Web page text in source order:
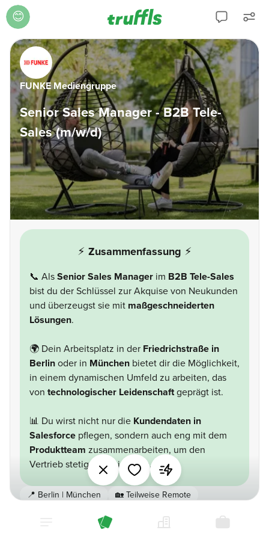
😊
Senior Sales Manager - B2B Tele-
Sales (m/w/d)
FUNKE Mediengruppe
⚡ Zusammenfassung ⚡
📞 Als Senior Sales Manager im B2B Tele-Sales
bist du der Schlüssel zur Akquise von Neukunden
und überzeugst sie mit maßgeschneiderten
Lösungen.
🌍 Dein Arbeitsplatz in der Friedrichstraße in
Berlin oder in München bietet dir die Möglichkeit,
in einem dynamischen Umfeld zu arbeiten, das
von technologischer Leidenschaftgeprägt ist.
📊 Du wirst nicht nur die Kundendaten in
Salesforce pflegen, sondern auch eng mit dem
Produktteam zusammenarbeiten, um den
Vertrieb stetig zu optimieren.
📍 Berlin | München 🏡 Teilweise Remote
📣 Vertrieb & Kundenservice
💼 Professional